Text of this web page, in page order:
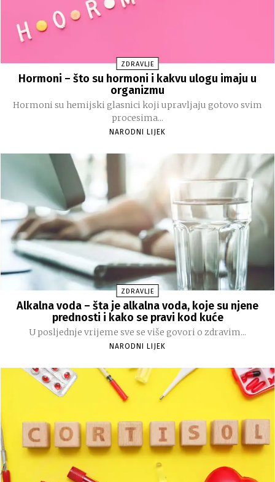
ZDRAVLJE
Hormoni – što su hormoni i kakvu ulogu imaju u
organizmu
Hormoni su hemijski glasnici koji upravljaju gotovo svim
procesima...
NARODNI LIJEK
ZDRAVLJE
Alkalna voda – šta je alkalna voda, koje su njene
prednosti i kako se pravi kod kuće
U posljednje vrijeme sve se više govori o zdravim...
NARODNI LIJEK